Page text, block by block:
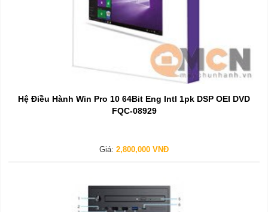
Hệ Điều Hành Win Pro 10 64Bit Eng Intl 1pk DSP OEI DVD
FQC-08929
Giá: 2,800,000 VNĐ